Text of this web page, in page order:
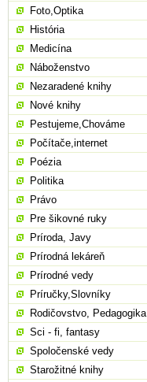
Foto,Optika
História
Medicína
Náboženstvo
Nezaradené knihy
Nové knihy
Pestujeme,Chováme
Počítače,internet
Poézia
Politika
Právo
Pre šikovné ruky
Príroda, Javy
Prírodná lekáreň
Prírodné vedy
Príručky,Slovníky
Rodičovstvo, Pedagogika
Sci - fi, fantasy
Spoločenské vedy
Starožitné knihy